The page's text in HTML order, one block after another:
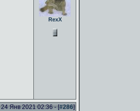
RexX
24 Янв 2021 02:36 - [#286]